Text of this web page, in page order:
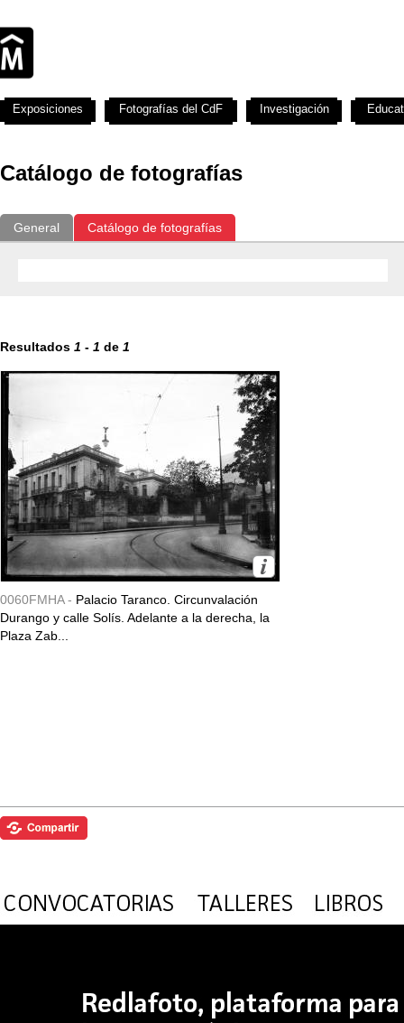
Catálogo de fotografías
General Catálogo de fotografías
Resultados 1 - 1 de 1
0060FMHA - Palacio Taranco. Circunvalación
Durango y calle Solís. Adelante a la derecha, la
Plaza Zab...
Exposiciones Fotografías del CdF Investigación